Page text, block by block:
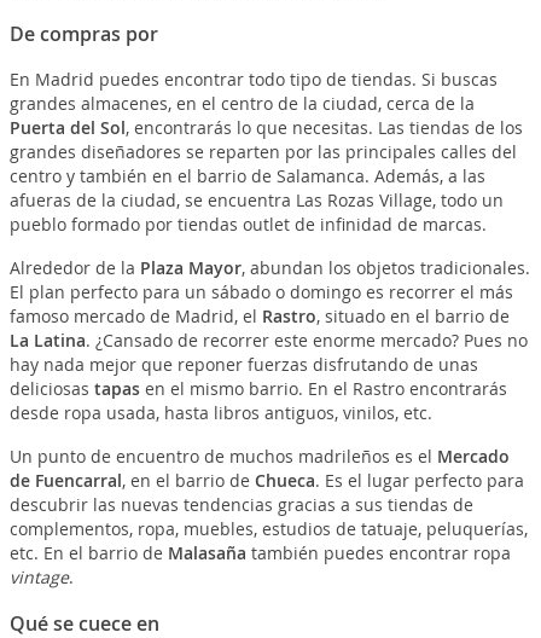
De compras por
En Madrid puedes encontrar todo tipo de tiendas. Si buscas
grandes almacenes, en el centro de la ciudad, cerca de la
Puerta del Sol, encontrarás lo que necesitas. Las tiendas de los
grandes diseñadores se reparten por las principales calles del
centro y también en el barrio de Salamanca. Además, a las
afueras de la ciudad, se encuentra Las Rozas Village, todo un
pueblo formado por tiendas outlet de infinidad de marcas.
Alrededor de la Plaza Mayor, abundan los objetos tradicionales.
El plan perfecto para un sábado o domingo es recorrer el más
famoso mercado de Madrid, el Rastro, situado en el barrio de
La Latina. ¿Cansado de recorrer este enorme mercado? Pues no
hay nada mejor que reponer fuerzas disfrutando de unas
deliciosas tapasen el mismo barrio. En el Rastro encontrarás
desde ropa usada, hasta libros antiguos, vinilos, etc.
Un punto de encuentro de muchos madrileños es el Mercado
de Fuencarral, en el barrio de Chueca. Es el lugar perfecto para
descubrir las nuevas tendencias gracias a sus tiendas de
complementos, ropa, muebles, estudios de tatuaje, peluquerías,
etc. En el barrio de Malasaña también puedes encontrar ropa
vintage.
Qué se cuece en